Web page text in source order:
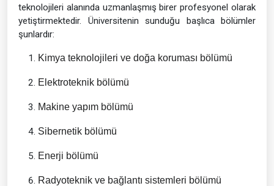
teknolojileri alanında uzmanlaşmış birer profesyonel olarak
yetiştirmektedir. Üniversitenin sunduğu başlıca bölümler
şunlardır:
Kimya teknolojileri ve doğa koruması bölümü
Elektroteknik bölümü
Makine yapım bölümü
Sibernetik bölümü
Enerji bölümü
Radyoteknik ve bağlantı sistemleri bölümü